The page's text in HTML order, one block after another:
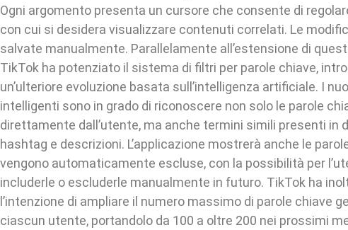
Ogni argomento presenta un cursore che consente di
con cui si desidera visualizzare contenuti correlati. Le
salvate manualmente. Parallelamente all’estensione di
TikTok ha potenziato il sistema di filtri per parole chiave,
un’ulteriore evoluzione basata sull’intelligenza artificiale. I
intelligenti sono in grado di riconoscere non solo le parole
direttamente dall’utente, ma anche termini simili presenti in
hashtag e descrizioni. L’applicazione mostrerà anche le
vengono automaticamente escluse, con la possibilità per
includerle o escluderle manualmente in futuro. TikTok ha
l’intenzione di ampliare il numero massimo di parole chiave
ciascun utente, portandolo da 100 a oltre 200 nei prossimi